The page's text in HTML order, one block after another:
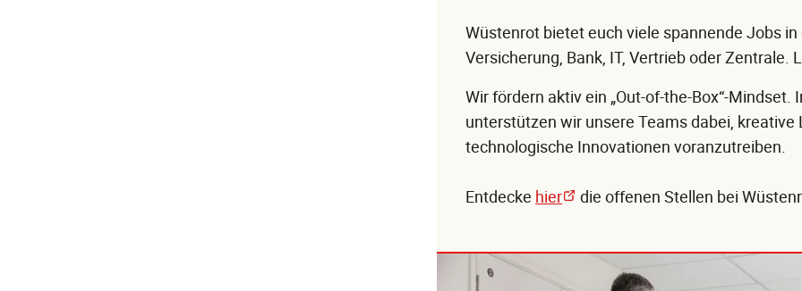
Wüstenrot bietet euch viele spannende Jobs
Versicherung, Bank, IT, Vertrieb oder
Wir fördern aktiv ein „Out-of-the-Box“-
unterstützen wir unsere Teams dabei,
technologische Innovationen voranzutreiben.
Entdecke hier die offenen Stellen bei